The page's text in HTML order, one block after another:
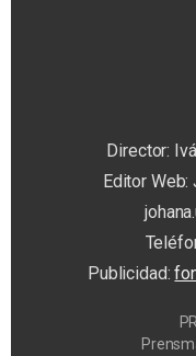
Director:
Editor
Publicidad: